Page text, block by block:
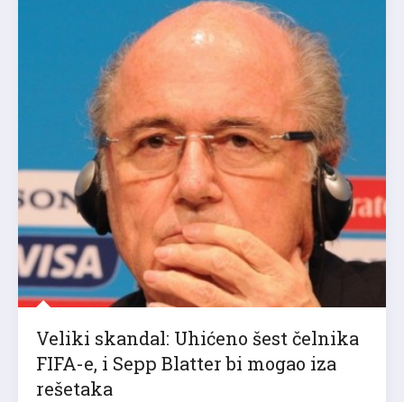
Veliki skandal: Uhićeno šest čelnika
FIFA-e, i Sepp Blatter bi mogao iza
rešetaka